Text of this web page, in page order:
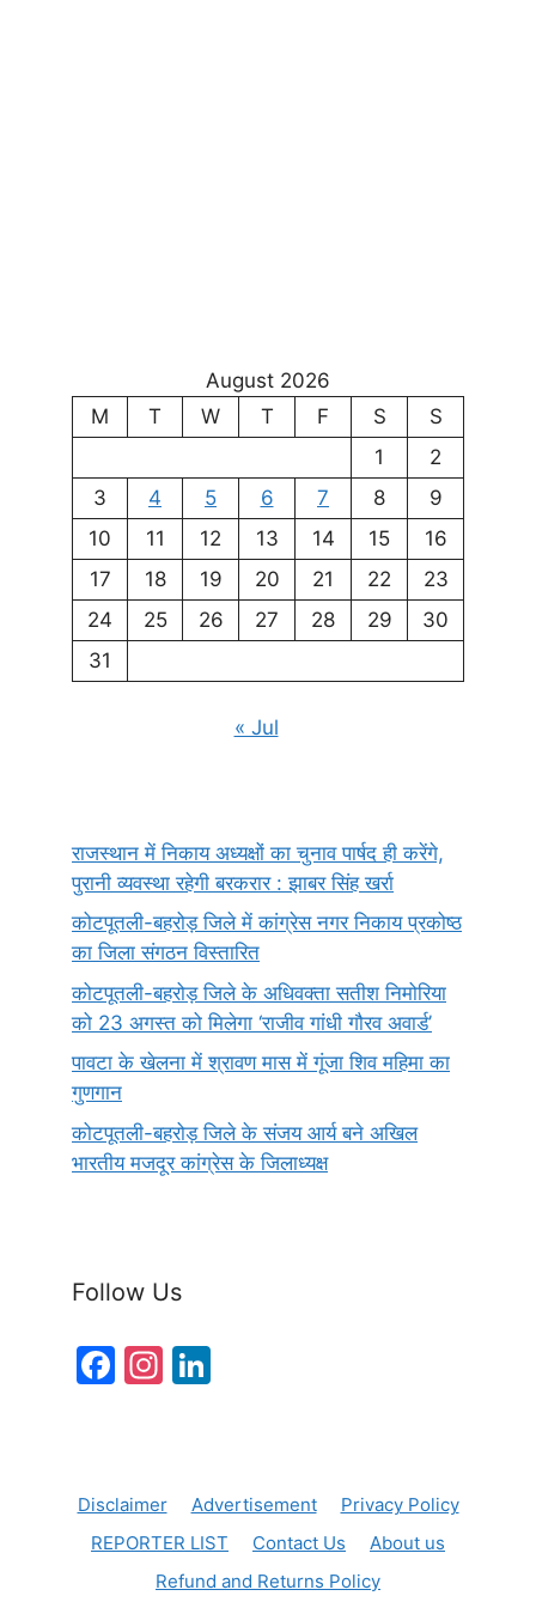
August 2026
M
T W T F S
S
1
2
3
4 5 6 7 8
9
10
11 12 13 14 15
16
17
18 19 20 21 22
23
24
25 26 27 28 29
30
31
« Jul
राजस्थान में निकाय अध्यक्षों का चुनाव पार्षद ही करेंगे,
पुरानी व्यवस्था रहेगी बरकरार : झाबर सिंह खर्रा
कोटपूतली-बहरोड़ जिले में कांग्रेस नगर निकाय प्रकोष्ठ
का जिला संगठन विस्तारित
कोटपूतली-बहरोड़ जिले के अधिवक्ता सतीश निमोरिया
को 23 अगस्त को मिलेगा ‘राजीव गांधी गौरव अवार्ड’
पावटा के खेलना में श्रावण मास में गूंजा शिव महिमा का
गुणगान
कोटपूतली-बहरोड़ जिले के संजय आर्य बने अखिल
भारतीय मजदूर कांग्रेस के जिलाध्यक्ष
Follow Us
F
b
o
In
a
m
dI
n
Disclaimer Advertisement
Privacy Policy
REPORTER LIST
Contact Us
About us
Refund and Returns Policy